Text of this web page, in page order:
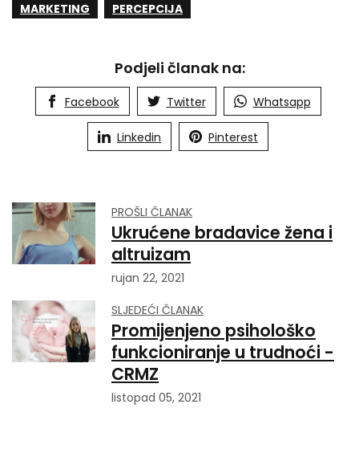
MARKETING
PERCEPCIJA
Podjeli članak na:
Facebook Twitter Whatsapp
Linkedin Pinterest
PROŠLI ČLANAK
Ukrućene bradavice žena i
altruizam
rujan 22, 2021
SLJEDEĆI ČLANAK
Promijenjeno psihološko
funkcioniranje u trudnoći -
CRMZ
listopad 05, 2021